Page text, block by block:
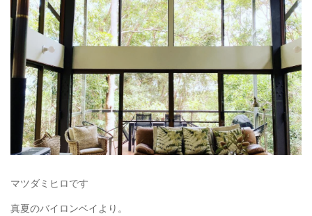
マツダミヒロです
真夏のバイロンベイより。